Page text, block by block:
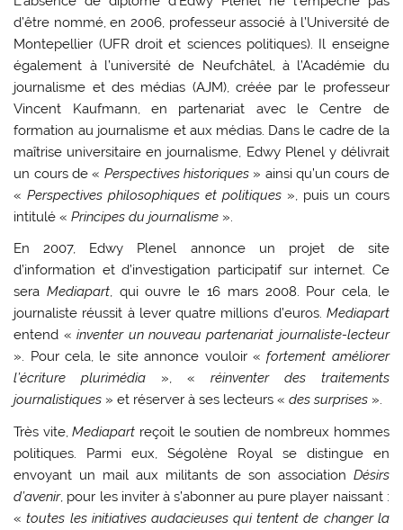
d’être nommé, en 2006, professeur associé à l’Université de
Montepellier (UFR droit et sciences politiques). Il enseigne
également à l’université de Neufchâtel, à l’Académie du
journalisme et des médias (AJM), créée par le professeur
Vincent Kaufmann, en partenariat avec le Centre de
formation au journalisme et aux médias. Dans le cadre de la
maîtrise universitaire en journalisme, Edwy Plenel y délivrait
un cours de « Perspectives historiques » ainsi qu’un cours de
« Perspectives philosophiques et politiques », puis un cours
intitulé «Principes du journalisme ».
En 2007, Edwy Plenel annonce un projet de site
d’information et d’investigation participatif sur internet. Ce
sera Mediapart, qui ouvre le 16 mars 2008. Pour cela, le
journaliste réussit à lever quatre millions d’euros. Mediapart
entend «inventer un nouveau partenariat journaliste-lecteur
». Pour cela, le site annonce vouloir «fortement améliorer
l’écriture plurimédia », « réinventer des traitements
journalistiques » et réserver à ses lecteurs «des surprises ».
Très vite,Mediapart reçoit le soutien de nombreux hommes
politiques. Parmi eux, Ségolène Royal se distingue en
envoyant un mail aux militants de son association Désirs
d’avenir, pour les inviter à s’abonner au pure player naissant :
«toutes les initiatives audacieuses qui tentent de changer la